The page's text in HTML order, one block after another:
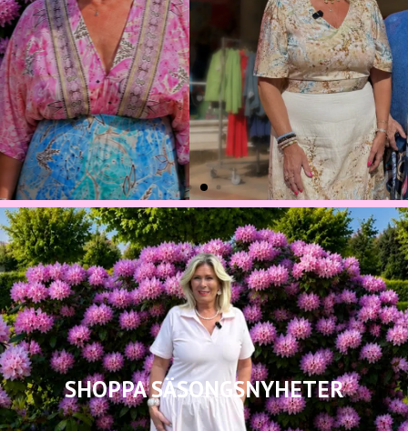
Familjeföretag med lång erfarenhet
LÄS MER
SHOPPA SÄSONGSNYHETER